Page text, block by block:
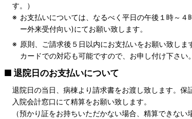
す。）
お支払いについては、なるべく平日の午後１時～
ー外来受付向い)にてお願い致します。
原則、ご請求後５日以内にお支払いをお願い致しま
カードでの対応も可能ですので、お申し付け下さい。
退院日のお支払いについて
退院日の当日、病棟より請求書をお渡し致します。保
入院会計窓口にて精算をお願い致します。
（預かり証をお持ちいただかない場合、精算できな